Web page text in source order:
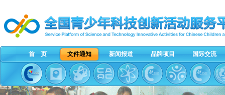
首 页 文件通知 新闻报道 品牌项目 国际交流